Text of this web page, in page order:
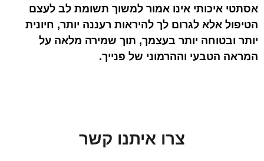
אסתטי איכותי אינו אמור למשוך תשומת לב לעצם
הטיפול אלא לגרום לך להיראות רעננה יותר, חיונית
יותר ובטוחה יותר בעצמך, תוך שמירה מלאה על
המראה הטבעי וההרמוני של פנייך.
צרו איתנו קשר